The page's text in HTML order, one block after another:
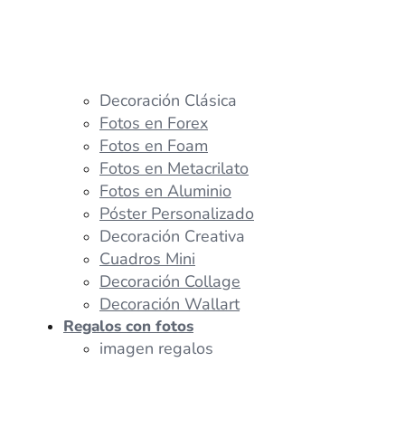
Decoración Clásica
Fotos en Forex
Fotos en Foam
Fotos en Metacrilato
Fotos en Aluminio
Póster Personalizado
Decoración Creativa
Cuadros Mini
Decoración Collage
Decoración Wallart
Regalos con fotos
imagen regalos